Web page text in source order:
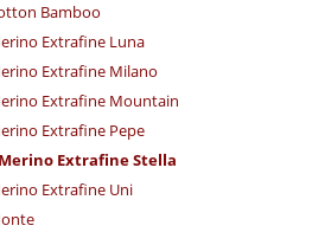
Bamboo
Extrafine Luna
Extrafine Milano
Extrafine Mountain
Extrafine Pepe
Extrafine Stella
Extrafine Uni